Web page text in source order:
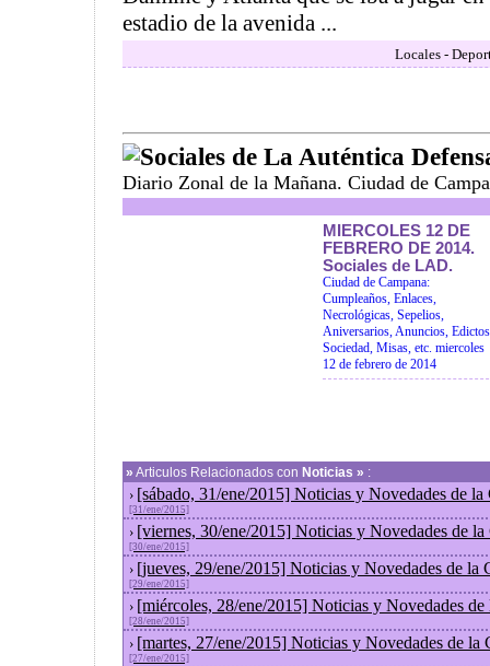
estadio de la avenida ...
Locales -
Sociales de La Auténtica
Diario Zonal de la Mañana. Ciudad de
MIERCOLES 12 DE
FEBRERO DE 2014.
Sociales de LAD.
Ciudad de Campana:
Cumpleaños, Enlaces,
Necrológicas, Sepelios,
Aniversarios, Anuncios,
Sociedad, Misas, etc. miercoles
12 de febrero de 2014
» Articulos Relacionados con Noticias » :
› [sábado, 31/ene/2015] Noticias y Novedades de la
[31/ene/2015]
› [viernes, 30/ene/2015] Noticias y Novedades de
[30/ene/2015]
› [jueves, 29/ene/2015] Noticias y Novedades de la
[29/ene/2015]
› [miércoles, 28/ene/2015] Noticias y Novedades
[28/ene/2015]
› [martes, 27/ene/2015] Noticias y Novedades de la
[27/ene/2015]